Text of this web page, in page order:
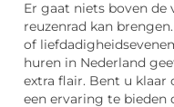
Er gaat niets boven de
reuzenrad kan
of
huren in Nederland
extra flair. Bent u
een ervaring te bieden